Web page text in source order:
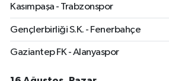
Kasımpaşa - Trabzonspor
Gençlerbirliği S.K. - Fenerbahçe
Gaziantep FK - Alanyaspor